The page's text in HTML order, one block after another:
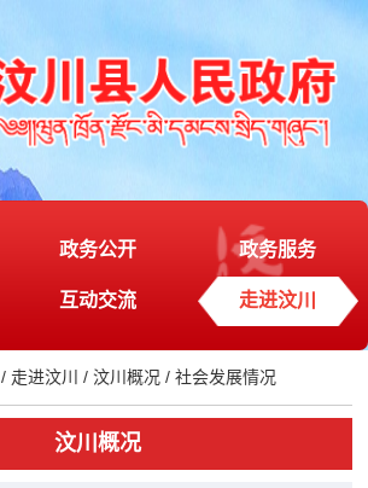
政务公开 政务服务
互动交流 走进汶川
/走进汶川 / 汶川概况 /社会发展情况
汶川概况